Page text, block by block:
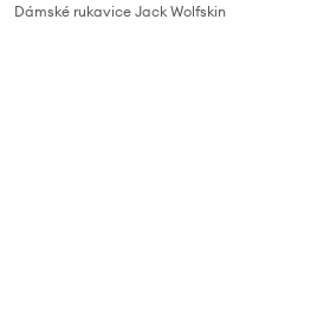
Dámské rukavice Jack Wolfskin